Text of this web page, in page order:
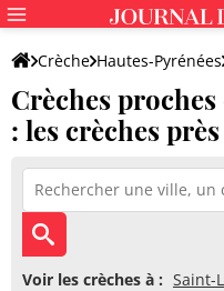
Crèche Hautes-Pyrénées
Crèches proches
: les crèches
Voir les crèches à : Saint-